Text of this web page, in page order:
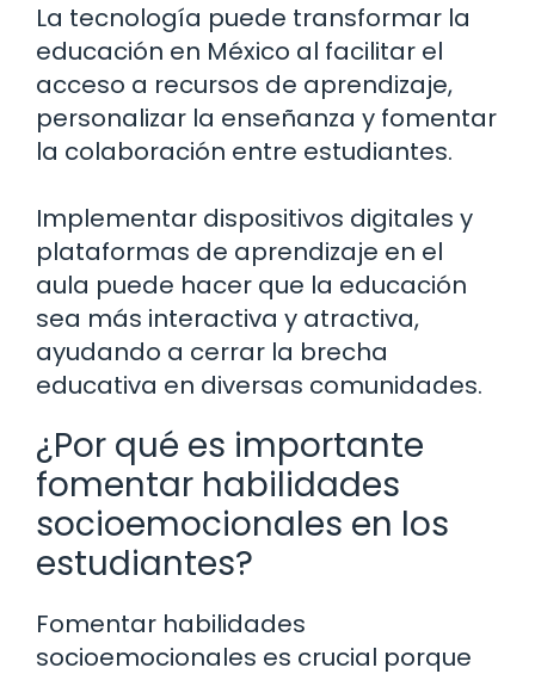
La tecnología puede transformar la
educación en México al facilitar el
acceso a recursos de aprendizaje,
personalizar la enseñanza y fomentar
la colaboración entre estudiantes.
Implementar dispositivos digitales y
plataformas de aprendizaje en el
aula puede hacer que la educación
sea más interactiva y atractiva,
ayudando a cerrar la brecha
educativa en diversas comunidades.
¿Por qué es importante
fomentar habilidades
socioemocionales en los
estudiantes?
Fomentar habilidades
socioemocionales es crucial porque